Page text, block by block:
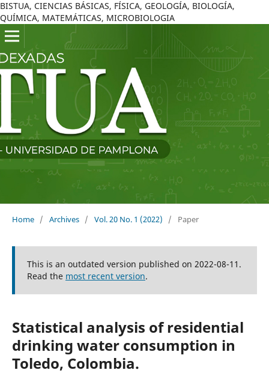
BISTUA, CIENCIAS BÁSICAS, FÍSICA, GEOLOGÍA, BIOLOGÍA,
QUÍMICA, MATEMÁTICAS, MICROBIOLOGIA
Home / Archives / Vol. 20 No. 1 (2022) / Paper
This is an outdated version published on 2022-08-11.
Read the most recent version.
Statistical analysis of residential
drinking water consumption in
Toledo, Colombia.